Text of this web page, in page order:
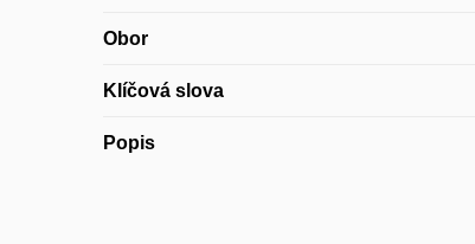
Obor
Klíčová slova
Popis